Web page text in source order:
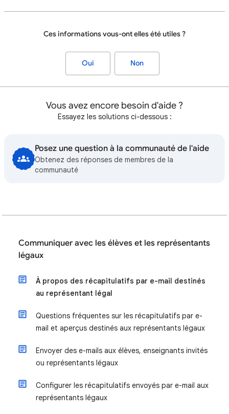
Ces informations vous-ont elles été utiles ?
Oui Non
Vous avez encore besoin d'aide ?
Essayez les solutions ci-dessous :
Posez une question à la communauté de l'aide
Obtenez des réponses de membres de la
communauté
Communiquer avec les élèves et les représentants
légaux
À propos des récapitulatifs par e-mail destinés
au représentant légal
Questions fréquentes sur les récapitulatifs par e-
mail et aperçus destinés aux représentants légaux
Envoyer des e-mails aux élèves, enseignants invités
ou représentants légaux
Configurer les récapitulatifs envoyés par e-mail aux
représentants légaux